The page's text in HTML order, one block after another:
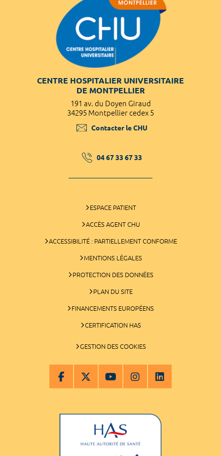
CENTRE HOSPITALIER UNIVERSITAIRE
DE MONTPELLIER
191 av. du Doyen Giraud
34295 Montpellier cedex 5
Contacter le CHU
04 67 33 67 33
ESPACE PATIENT
ACCÈS AGENT CHU
ACCESSIBILITÉ : PARTIELLEMENT CONFORME
MENTIONS LÉGALES
PROTECTION DES DONNÉES
PLAN DU SITE
FINANCEMENTS EUROPÉENS
CERTIFICATION HAS
GESTION DES COOKIES